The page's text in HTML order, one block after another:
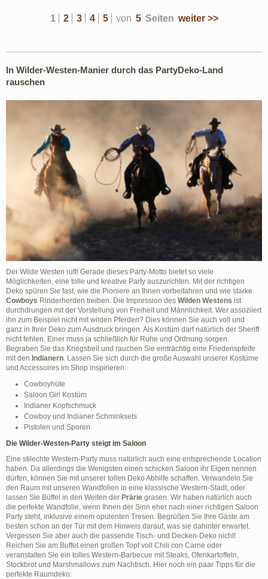
1 2 3 4 5 von 5 Seiten weiter >>
In Wilder-Westen-Manier durch das PartyDeko-Land
rauschen
Der Wilde Westen ruft! Gerade dieses Party-Motto bietet so viele
Möglichkeiten, eine tolle und kreative Party auszurichten. Mit der richtigen
Deko spüren Sie fast, wie die Pioniere an Ihnen vorbeifahren und wie starke
Cowboys Rinderherden treiben. Die Impression des Wilden Westens ist
durchdrungen mit der Vorstellung von Freiheit und Männlichkeit. Wer assoziiert
ihn zum Beispiel nicht mit wilden Pferden? Dies können Sie auch voll und
ganz in Ihrer Deko zum Ausdruck bringen. Als Kostüm darf natürlich der Sheriff
nicht fehlen. Einer muss ja schließlich für Ruhe und Ordnung sorgen.
Begraben Sie das Kriegsbeil und rauchen Sie einträchtig eine Friedenspfeife
mit den Indianern. Lassen Sie sich durch die große Auswahl unserer Kostüme
und Accessoires im Shop inspirieren:
Cowboyhüte
Saloon Girl Kostüm
Indianer Kopfschmuck
Cowboy und Indianer Schminksets
Pistolen und Sporen
Die Wilder-Westen-Party steigt im Saloon
Eine stilechte Western-Party muss natürlich auch eine entsprechende Location
haben. Da allerdings die Wenigsten einen schicken Saloon ihr Eigen nennen
dürfen, können Sie mit unserer tollen Deko Abhilfe schaffen. Verwandeln Sie
den Raum mit unseren Wandfolien in eine klassische Western-Stadt, oder
lassen Sie Büffel in den Weiten der Prärie grasen. Wir haben natürlich auch
die perfekte Wandfolie, wenn Ihnen der Sinn eher nach einer richtigen Saloon
Party steht, inklusive einem opulenten Tresen. Begrüßen Sie Ihre Gäste am
besten schon an der Tür mit dem Hinweis darauf, was sie dahinter erwartet.
Vergessen Sie aber auch die passende Tisch- und Decken-Deko nicht!
Reichen Sie am Buffet einen großen Topf voll Chili con Carne oder
veranstalten Sie ein tolles Western-Barbecue mit Steaks, Ofenkartoffeln,
Stockbrot und Marshmallows zum Nachtisch. Hier noch ein paar Tipps für die
perfekte Raumdeko: